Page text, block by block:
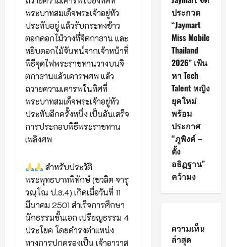
พระบาทสมเด็จพระเจ้าอยู่หัว
ประทับอยู่ แล้วรับกระทงข้าว
ตอกดอกไม้วางที่จิตกาธาน และ
หยิบดอกไม้จันทน์จากเจ้าหน้าที่
พิธีจุดไฟพระราชทานวางบนจิ
ตกาธานแล้วเคารพศพ แล้ว
ถวายความเคารพในทิศที่
พระบาทสมเด็จพระเจ้าอยู่หัว
ประทับอีกครั้งหนึ่ง เป็นอันเสร็จ
การประกอบพิธีพระราชทาน
เพลิงศพ
สำหรับประวัติ
พระพุทธบาทพิทักษ์ (ชวลิต จารุ
วณฺโณ ป.ธ.4) เกิดเมื่อวันที่ 11
มีนาคม 2501 สำเร็จการศึกษา
นักธรรมชั้นเอก เปรียญธรรม 4
ประโยค โดยดำรงตำแหน่ง
ทางการปกครองเป็น เจ้าอาวาส
ประกวด
“Jaymart
Miss Mobile
Thailand
2026” เฟ้น
หา Tech
Talent หญิง
ยุคใหม่
พร้อม
ประกาศ
“ภูพิงค์ –
ตั้ง
อธิฏฐาน”
คว้ามง
ความเห็น
ล่าสุด